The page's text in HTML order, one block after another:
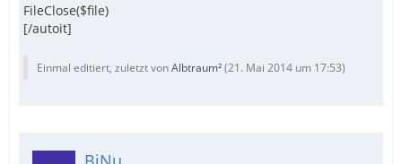
FileClose($file)
[/autoit]
Einmal editiert, zuletzt vonAlbtraum²(21. Mai 2014 um 17:53)